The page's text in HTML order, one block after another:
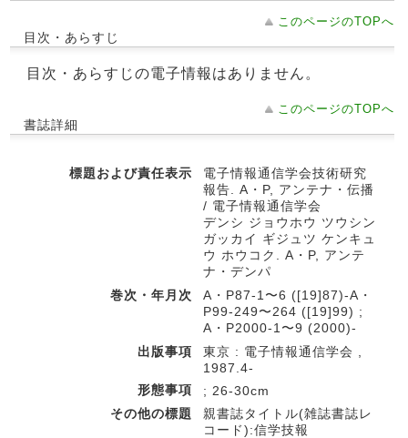
このページのTOPへ
目次・あらすじ
目次・あらすじの電子情報はありません。
このページのTOPへ
書誌詳細
標題および責任表示
電子情報通信学会技術研究
報告. A・P, アンテナ・伝播
/ 電子情報通信学会
デンシ ジョウホウ ツウシン
ガッカイ ギジュツ ケンキュ
ウ ホウコク. A・P, アンテ
ナ・デンパ
巻次・年月次
A・P87-1〜6 ([19]87)-A・
P99-249〜264 ([19]99) ;
A・P2000-1〜9 (2000)-
出版事項
東京 : 電子情報通信学会 ,
1987.4-
形態事項
; 26-30cm
その他の標題
親書誌タイトル(雑誌書誌レ
コード):信学技報